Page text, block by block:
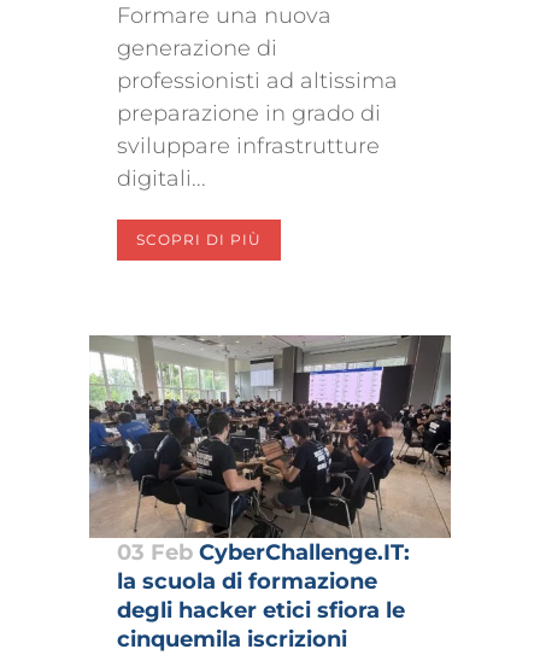
Formare una nuova
generazione di
professionisti ad altissima
preparazione in grado di
sviluppare infrastrutture
digitali...
SCOPRI DI PIÙ
03 Feb CyberChallenge.IT:
la scuola di formazione
degli hacker etici sfiora le
cinquemila iscrizioni